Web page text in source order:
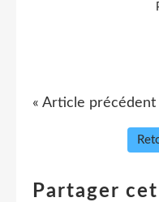
« Article précédent
Partager